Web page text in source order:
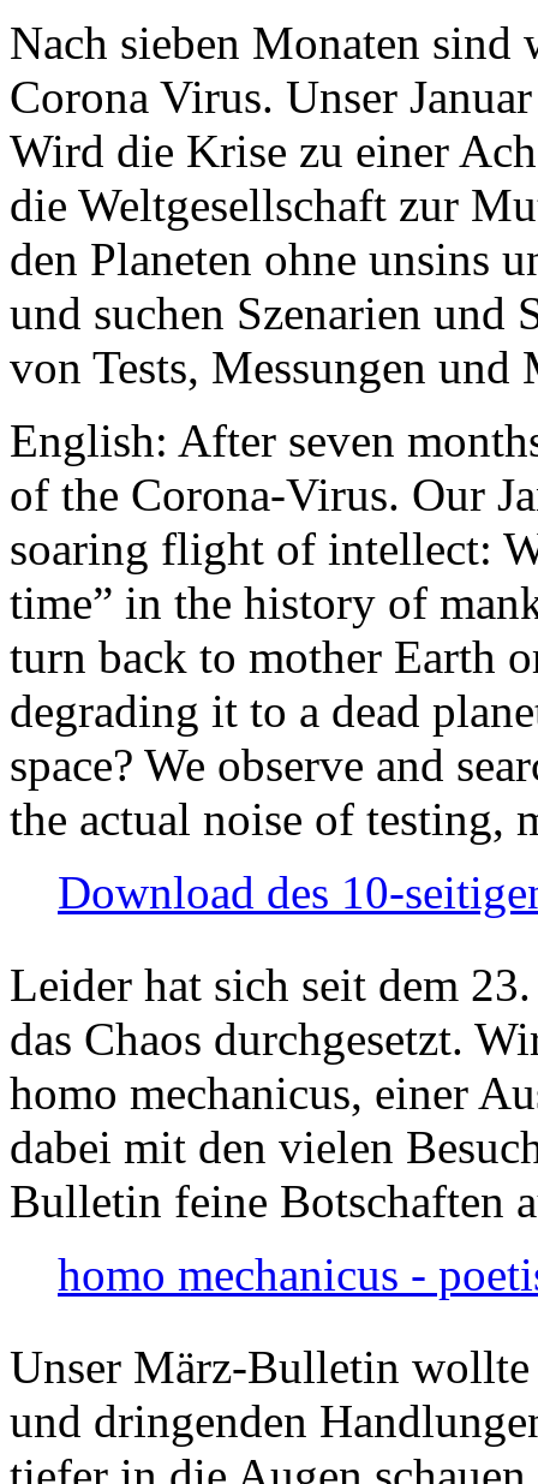
Nach sieben Monaten
Corona Virus. Unser
Wird die Krise zu einer
die Weltgesellschaft zur
den Planeten ohne unsins
und suchen Szenarien und
von Tests, Messungen und
English: After seven
of the Corona-Virus. Our
soaring flight of intellect:
time” in the history of
turn back to mother Earth
degrading it to a dead
space? We observe and
the actual noise of testing,
Download des 10-
Leider hat sich seit dem
das Chaos durchgesetzt.
homo mechanicus, einer
dabei mit den vielen
Bulletin feine Botschaften
homo mechanicus -
Unser März-Bulletin
und dringenden